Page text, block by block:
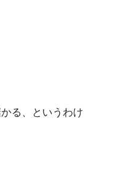
る、というわけ